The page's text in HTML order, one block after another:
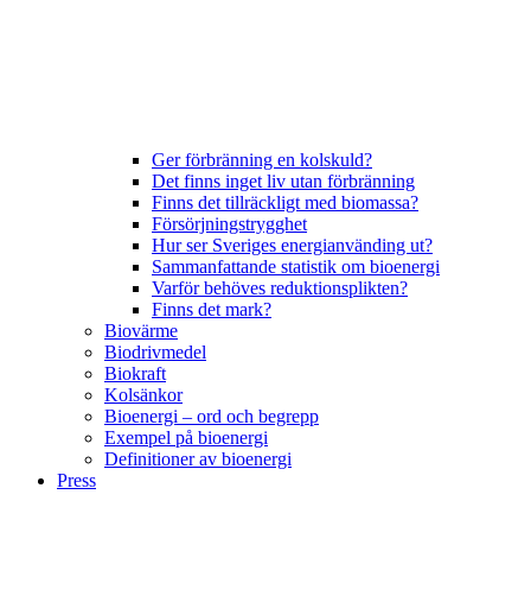
Ger förbränning en kolskuld?
Det finns inget liv utan förbränning
Finns det tillräckligt med biomassa?
Försörjningstrygghet
Hur ser Sveriges energianvänding ut?
Sammanfattande statistik om bioenergi
Varför behöves reduktionsplikten?
Finns det mark?
Biovärme
Biodrivmedel
Biokraft
Kolsänkor
Bioenergi – ord och begrepp
Exempel på bioenergi
Definitioner av bioenergi
Press